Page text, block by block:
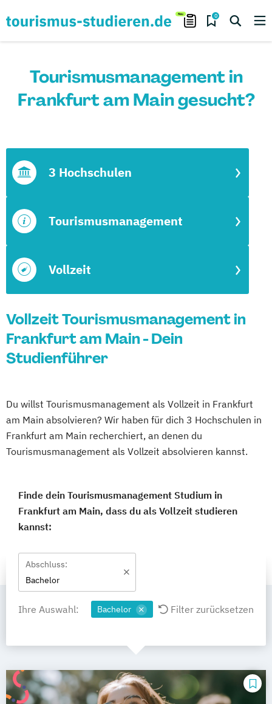
0
Tourismusmanagement in
Frankfurt am Main gesucht?
Vollzeit
Tourismusmanagement
3 Hochschulen
Vollzeit Tourismusmanagement in
Frankfurt am Main - Dein
Studienführer
Du willst Tourismusmanagement als Vollzeit in Frankfurt
am Main absolvieren? Wir haben für dich 3 Hochschulen in
Frankfurt am Main recherchiert, an denen du
Tourismusmanagement als Vollzeit absolvieren kannst.
Finde dein Tourismusmanagement Studium in
Frankfurt am Main, dass du als Vollzeit studieren
kannst:
Abschluss:
Bachelor
Ihre Auswahl: Bachelor Filter zurücksetzen